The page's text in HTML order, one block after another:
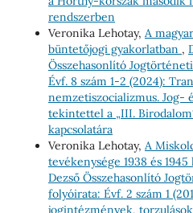
rendszerben
Veronika Lehotay, A
büntetőjogi gyakorlatban ,
Összehasonlító
Évf. 8 szám 1-2 (2024):
nemzetiszocializmus. Jog-
tekintettel a „III.
kapcsolatára
Veronika Lehotay, A
tevékenysége 1938 és
Dezső Összehasonlító
folyóirata: Évf. 2 szám 1
jogintézmények,